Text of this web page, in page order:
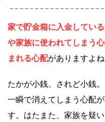
家で貯金箱に入金してい
や家族に使われてしまう
まれる心配がありますよね
たかが小銭、されど小銭
一瞬で消えてしまう心配
す。はたまた、家族を疑